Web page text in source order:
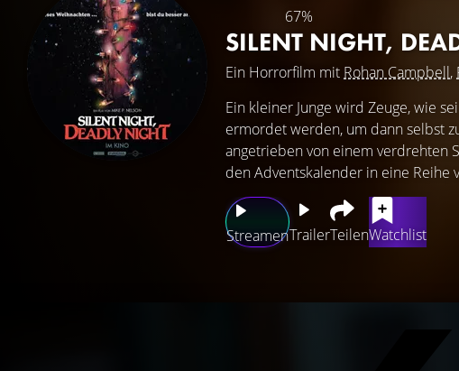
67%
SILENT NIGHT,
Ein Horrorfilm mit Rohan Campbell,
StreamenTrailerTeilenWatchlist
Ein kleiner Junge wird Zeuge, wie
ermordet werden, um dann selbst
angetrieben von einem verdrehten
den Adventskalender in eine Reihe